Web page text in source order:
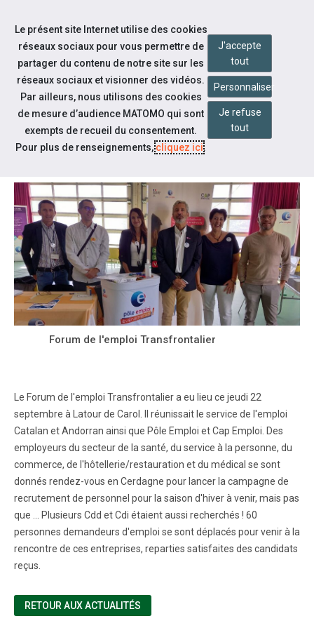
Aller au contenu
Notre actualité
L'HIVER ARRIVE ...
Forum de l'emploi Transfrontalier
Le Forum de l'emploi Transfrontalier a eu lieu ce jeudi 22
septembre à Latour de Carol. Il réunissait le service de l'emploi
Catalan et Andorran ainsi que Pôle Emploi et Cap Emploi. Des
employeurs du secteur de la santé, du service à la personne, du
commerce, de l'hôtellerie/restauration et du médical se sont
donnés rendez-vous en Cerdagne pour lancer la campagne de
recrutement de personnel pour la saison d'hiver à venir, mais pas
que ... Plusieurs Cdd et Cdi étaient aussi recherchés ! 60
personnes demandeurs d'emploi se sont déplacés pour venir à la
rencontre de ces entreprises, reparties satisfaites des candidats
reçus.
RETOUR AUX ACTUALITÉS
Le présent site Internet utilise des cookies
réseaux sociaux pour vous permettre de
partager du contenu de notre site sur les
réseaux sociaux et visionner des vidéos.
Par ailleurs, nous utilisons des cookies
de mesure d’audience MATOMO qui sont
exempts de recueil du consentement.
Pour plus de renseignements,cliquez ici.
J'accepte
tout
Personnaliser
Je refuse
tout